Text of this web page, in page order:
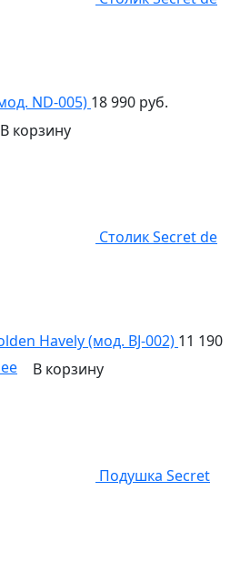
ND-005) 18 990 руб.
В корзину
Столик Secret de
Havely (мод. BJ-002) 11 190
В корзину
Подушка Secret